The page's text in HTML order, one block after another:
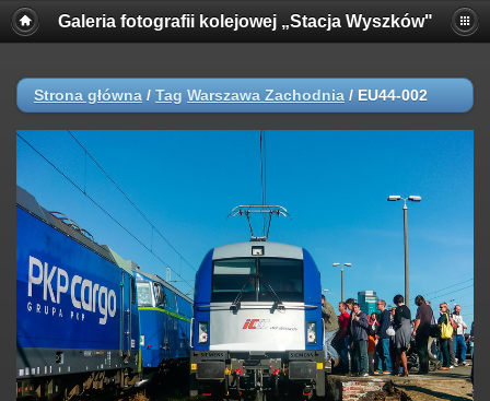
Galeria fotografii kolejowej „Stacja Wyszków"
Strona główna / Tag Warszawa Zachodnia / EU44-002